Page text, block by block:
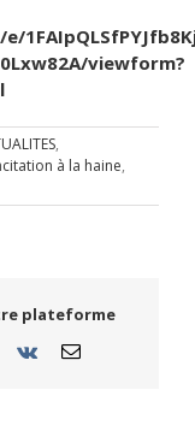
viewform?
,
à la haine,
plateforme
Pinterest
Vk Email